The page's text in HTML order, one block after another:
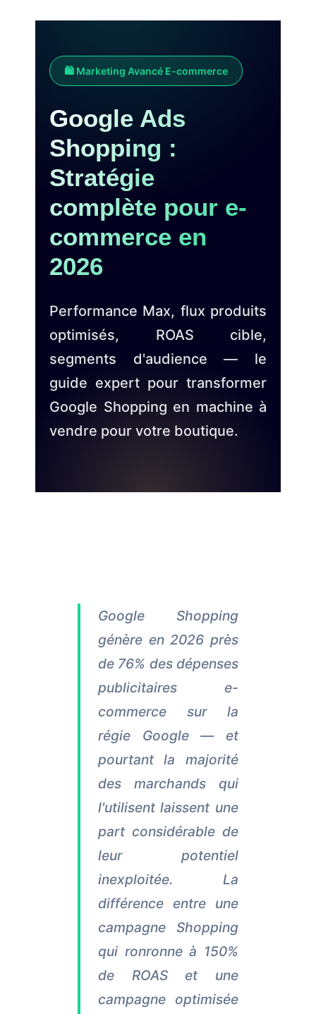
🛍️ Marketing Avancé E-commerce
Google Ads
Shopping :
Stratégie
complète pour e-
commerce en
2026
Performance Max, flux produits
optimisés, ROAS cible,
segments d'audience — le
guide expert pour transformer
Google Shopping en machine à
vendre pour votre boutique.
Google Shopping
génère en 2026 près
de 76% des dépenses
publicitaires e-
commerce sur la
régie Google — et
pourtant la majorité
des marchands qui
l'utilisent laissent une
part considérable de
leur potentiel
inexploitée. La
différence entre une
campagne Shopping
qui ronronne à 150%
de ROAS et une
campagne optimisée